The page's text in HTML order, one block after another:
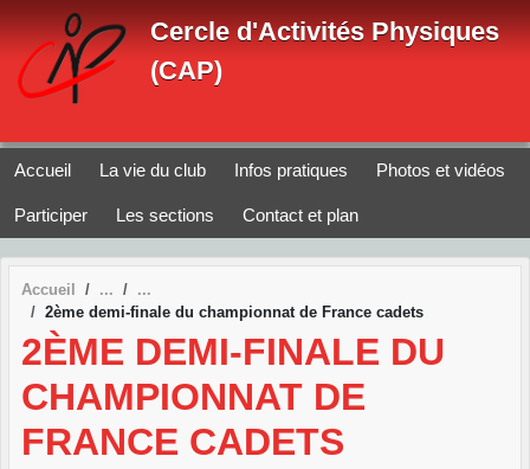
Cercle d'Activités Physiques
(CAP)
Accueil La vie du club Infos pratiques Photos et vidéos
Participer Les sections Contact et plan
Accueil
2ème demi-finale du championnat de France cadets
2ÈME DEMI-FINALE DU
CHAMPIONNAT DE
FRANCE CADETS
Panneau de gestion des cookies